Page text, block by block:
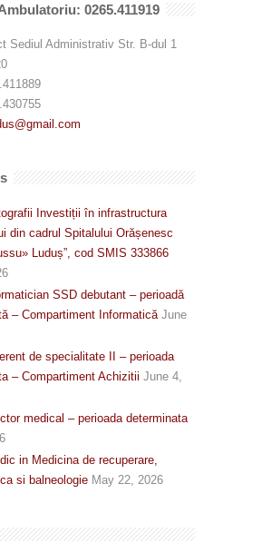
0265.411919
Sediul Administrativ Str. B-dul 1
Investiții în infrastructura
din cadrul Spitalului Orășenesc
Luduș”, cod SMIS 333866
SSD debutant – perioadă
– Compartiment Informatică June
de specialitate II – perioada
– Compartiment Achizitii June 4,
medical – perioada determinata
in Medicina de recuperare,
si balneologie May 22, 2026